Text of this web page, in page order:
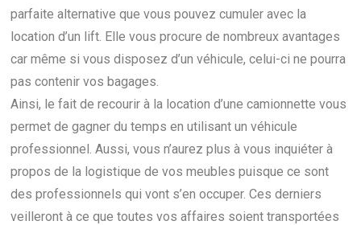
parfaite alternative que vous pouvez cumuler avec la
location d’un lift. Elle vous procure de nombreux avantages
car même si vous disposez d’un véhicule, celui-ci ne pourra
pas contenir vos bagages.
Ainsi, le fait de recourir à la location d’une camionnette vous
permet de gagner du temps en utilisant un véhicule
professionnel. Aussi, vous n’aurez plus à vous inquiéter à
propos de la logistique de vos meubles puisque ce sont
des professionnels qui vont s’en occuper. Ces derniers
veilleront à ce que toutes vos affaires soient transportées